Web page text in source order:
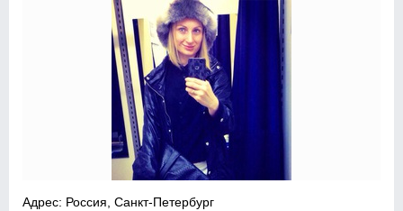
Адрес: Россия, Санкт-Петербург